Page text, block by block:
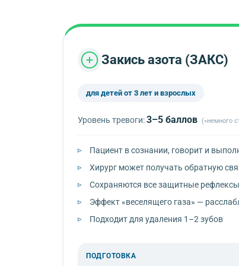
Закись азота (ЗАКС)
для детей от 3 лет и взрослых
Уровень тревоги:3–5 баллов («немного
Пациент в сознании, говорит и
Хирург может получать обратную
Сохраняются все защитные рефлексы
Эффект «веселящего газа» —
Подходит для удаления 1–2 зубов
ПОДГОТОВКА